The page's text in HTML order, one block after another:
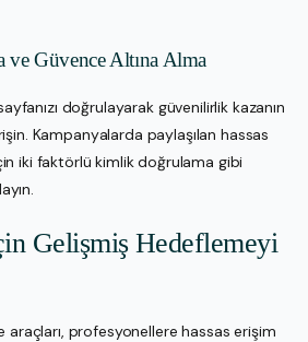
ve Güvence Altına Alma
doğrulayarak güvenilirlik kazanın
Kampanyalarda paylaşılan hassas
iki faktörlü kimlik doğrulama gibi
Gelişmiş Hedeflemeyi
araçları, profesyonellere hassas erişim